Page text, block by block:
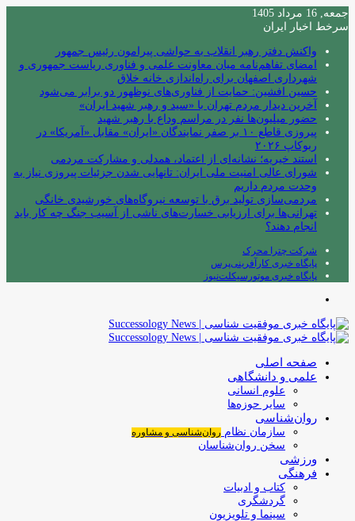
جمعه, 16 مرداد 1405
سرخط اخبار ایران
واکنش دفتر رهبر انقلاب به حواشی پیرامون رئیس جمهور
امضای تفاهم‌نامه میان معاونت علمی و فناوری ریاست جمهوری و
شهرداری اصفهان برای راه‌اندازی خانه خلاق
حسین افشین: حمایت از فناوری‌های نوظهور دو برابر می‌شود
آخرین دیدار مردم تهران با «سید و رهبر شهید ایران»
حضور میلیون‌ها نفر در مراسم وداع با رهبر شهید
پیروزی قاطع ۱۰ بر صفر نمایندگان «ایران» مقابل «آمریکا» در
ربوکاپ ۲۰۲۶
استند خیریه؛ نشانه‌ای از اعتماد، همدلی و مشارکت مردمی
شورای عالی امنیت ملی ایران: تانهایی شدن جزئیات پیروزی نیاز به
وحدت مردم داریم
مردمی‌سازی تولید برق با توسعه نیروگاه‌های خورشیدی خانگی
تهرانی‌ها برای ارزیابی خسارت‌های ناشی از آسیب جنگ چه کار باید
انجام دهند؟
شرکت چترا محرک
پایگاه خبری کارآفرینی‌پرس
پایگاه خبری موتورسیکلت‌نیوز
صفحه اصلی
علمی و دانشگاهی
علوم انسانی
سایر حوزه‌ها
روان‌شناسی
سازمان نظام روان‌شناسی و مشاوره
سخن روان‌شناسان
ورزشی
فرهنگی
کتاب و ادبیات
گردشگری
سینما و تلویزیون